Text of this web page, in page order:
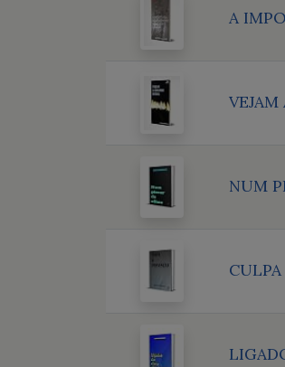
A
VEJAM
NUM